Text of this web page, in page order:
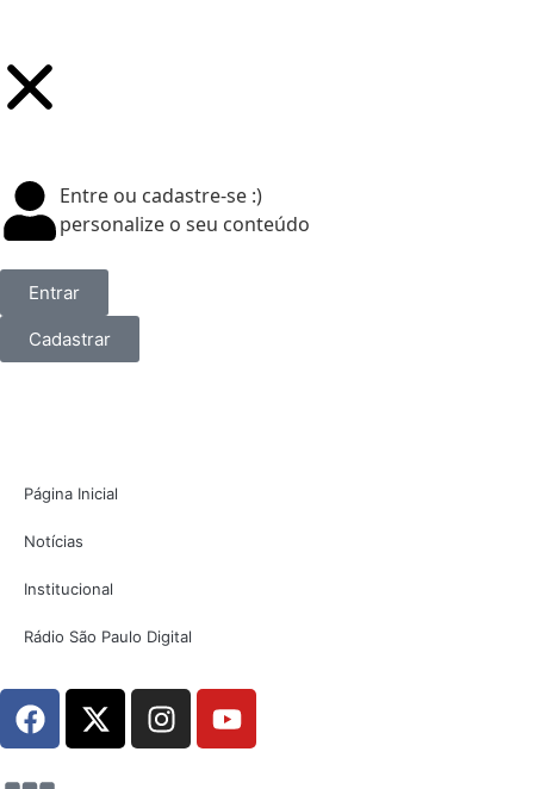
Entre ou cadastre-se :)
personalize o seu conteúdo
Entrar
Cadastrar
Página Inicial
Notícias
Institucional
Rádio São Paulo Digital